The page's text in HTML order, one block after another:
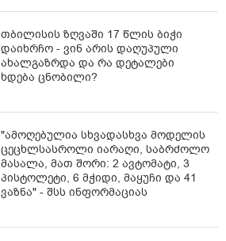
თბილისის ზღვაში 17 წლის ბიჭი
დაიხრჩო - ვინ არის დაღუპული
ახალგაზრდა და რა დეტალები
ხდება ცნობილი?
"ამოღებულია სხვადასხვა მოდელის
ცეცხლსასროლი იარაღი, საბრძოლო
მასალა, მათ შორი: 2 ავტომატი, 3
პისტოლეტი, 6 მჭიდი, მაყუჩი და 41
ვაზნა" - შსს ინფორმაციას